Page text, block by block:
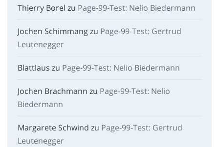
Thierry Borel zu Page-99-Test: Nelio Biedermann
Jochen Schimmangzu Page-99-Test: Gertrud
Leutenegger
Blattlaus zu Page-99-Test: Nelio Biedermann
Jochen Brachmann zu Page-99-Test: Nelio
Biedermann
Margarete Schwind zu Page-99-Test: Gertrud
Leutenegger